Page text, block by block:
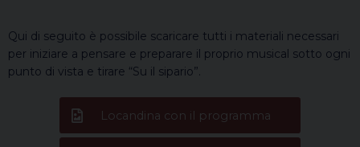
Qui di seguito è possibile scaricare tutti i materiali necessari
per iniziare a pensare e preparare il proprio musical sotto ogni
punto di vista e tirare “Su il sipario”.
Locandina con il programma